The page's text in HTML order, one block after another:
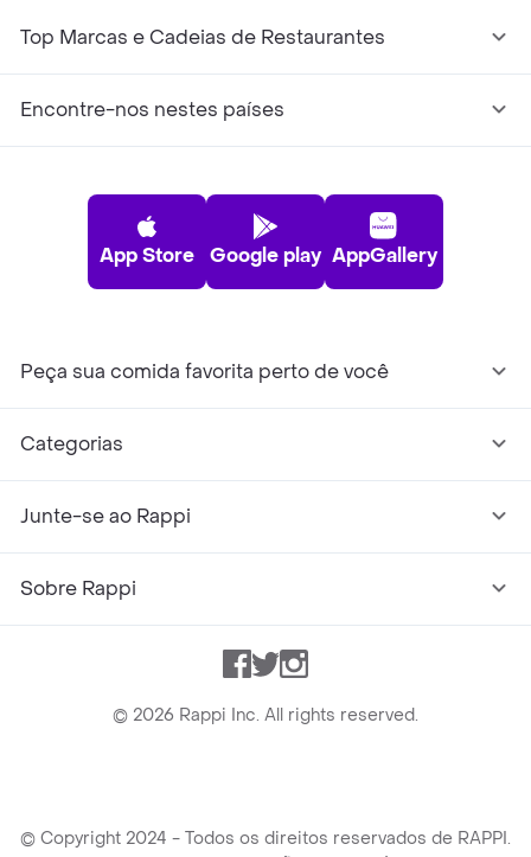
Top Marcas e Cadeias de Restaurantes
Encontre-nos nestes países
App Store Google play AppGallery
Peça sua comida favorita perto de você
Categorias
Junte-se ao Rappi
Sobre Rappi
Facebook
TwitterInstagram
© 2026 Rappi Inc. All rights reserved.
© Copyright 2024 - Todos os direitos reservados de RAPPI.